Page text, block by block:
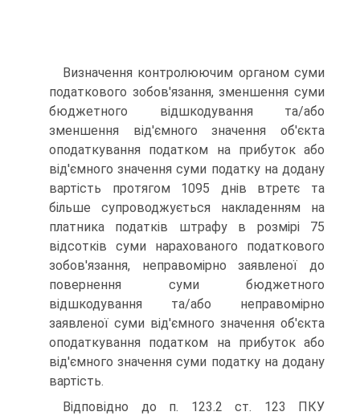
Визначення контролюючим органом суми
податкового зобов'язання, зменшення суми
бюджетного відшкодування та/або
зменшення від'ємного значення об'єкта
оподаткування податком на прибуток або
від'ємного значення суми податку на додану
вартість протягом 1095 днів втретє та
більше супроводжується накладенням на
платника податків штрафу в розмірі 75
відсотків суми нарахованого податкового
зобов'язання, неправомірно заявленої до
повернення суми бюджетного
відшкодування та/або неправомірно
заявленої суми від'ємного значення об'єкта
оподаткування податком на прибуток або
від'ємного значення суми податку на додану
вартість.
Відповідно до п. 123.2 ст. 123 ПКУ